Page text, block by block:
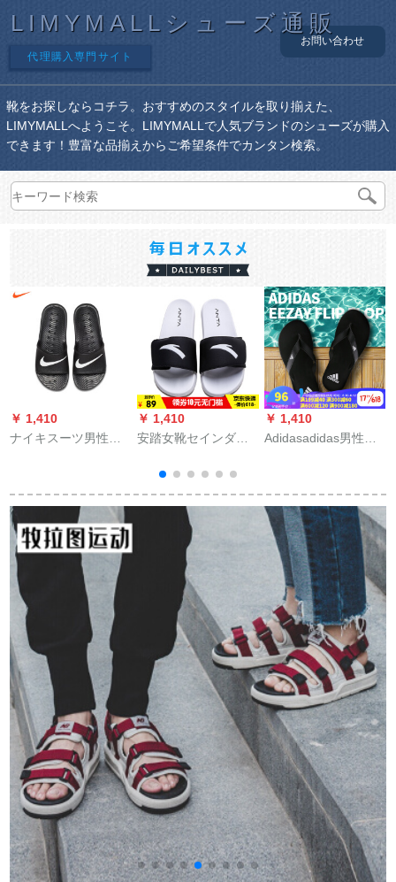
LIMYMALLシューズ通販
代理購入専門サイト
お問い合わせ
靴をお探しならコチラ。おすすめのスタイルを取り揃えた、
LIMYMALLへようこそ。LIMYMALLで人気ブランドのシューズが購入
できます！豊富な品揃えからご希望条件でカンタン検索。
￥ 1,410
ナイキスーツ男性靴
ル
￥ 1,410
安踏女靴セインダル
性マジック女子公式
専门店-2黒/安踏白
￥ 1,410
Adidasadidas男性靴
ンダーCP 9872 CP